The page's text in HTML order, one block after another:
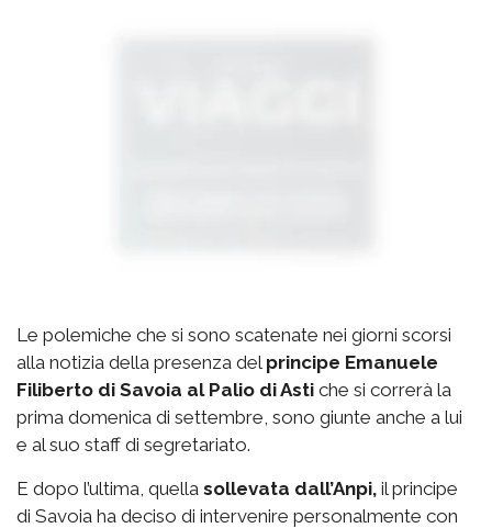
Le polemiche che si sono scatenate nei giorni scorsi
alla notizia della presenza del principe Emanuele
Filiberto di Savoia al Palio di Asti che si correrà la
prima domenica di settembre, sono giunte anche a lui
e al suo staff di segretariato.
E dopo l’ultima, quella sollevata dall’Anpi, il principe
di Savoia ha deciso di intervenire personalmente con